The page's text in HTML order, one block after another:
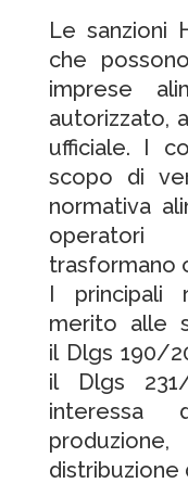
Le sanzioni
che
imprese
autorizzato,
ufficiale. I
scopo di
normativa
trasformano
I principali
merito alle
il Dlgs 190/
il Dlgs
interessa
distribuzione